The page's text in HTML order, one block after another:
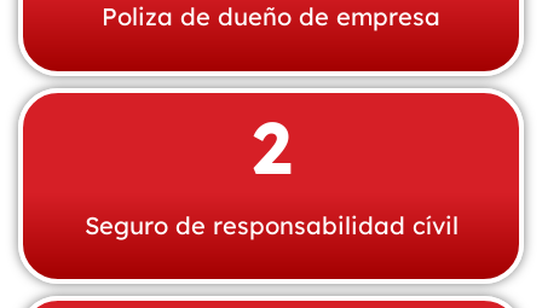
Poliza de dueño de empresa
2
Seguro de responsabilidad cívil